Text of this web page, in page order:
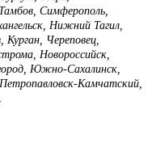
Симферополь,
Нижний Тагил,
Череповец,
Новороссийск,
Южно-Сахалинск,
Камчатский,